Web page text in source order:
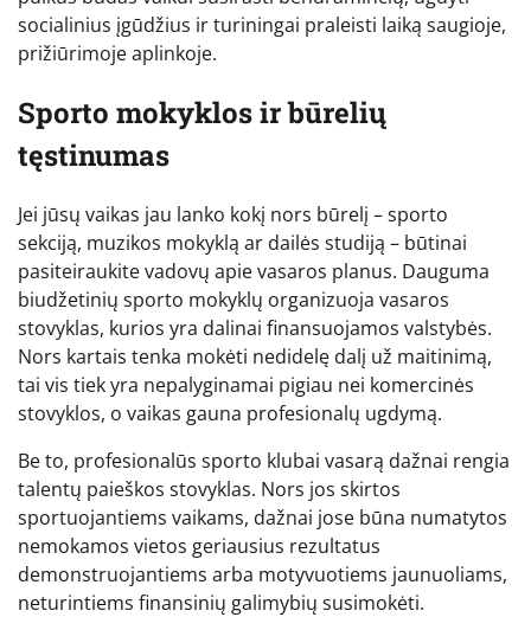
socialinius įgūdžius ir turiningai praleisti laiką saugioje,
prižiūrimoje aplinkoje.
Sporto mokyklos ir būrelių
tęstinumas
Jei jūsų vaikas jau lanko kokį nors būrelį – sporto
sekciją, muzikos mokyklą ar dailės studiją – būtinai
pasiteiraukite vadovų apie vasaros planus. Dauguma
biudžetinių sporto mokyklų organizuoja vasaros
stovyklas, kurios yra dalinai finansuojamos valstybės.
Nors kartais tenka mokėti nedidelę dalį už maitinimą,
tai vis tiek yra nepalyginamai pigiau nei komercinės
stovyklos, o vaikas gauna profesionalų ugdymą.
Be to, profesionalūs sporto klubai vasarą dažnai rengia
talentų paieškos stovyklas. Nors jos skirtos
sportuojantiems vaikams, dažnai jose būna numatytos
nemokamos vietos geriausius rezultatus
demonstruojantiems arba motyvuotiems jaunuoliams,
neturintiems finansinių galimybių susimokėti.